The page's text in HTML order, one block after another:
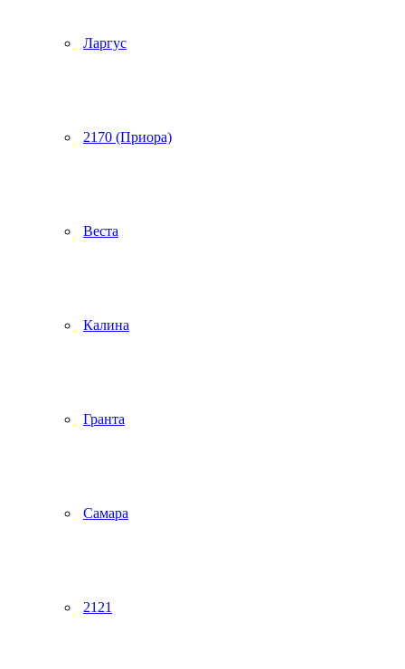
Ларгус
2170 (Приора)
Веста
Калина
Гранта
Самара
2121